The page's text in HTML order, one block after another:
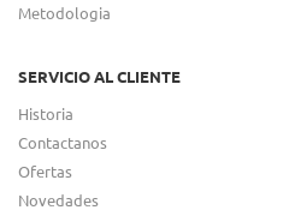
Metodologia
SERVICIO AL CLIENTE
Historia
Contactanos
Ofertas
Novedades